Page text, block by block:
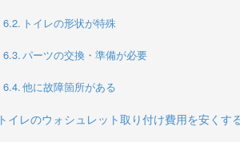
トイレの形状が特殊
パーツの交換・準備が必要
他に故障箇所がある
トイレのウォシュレット取り付け費用を安くす